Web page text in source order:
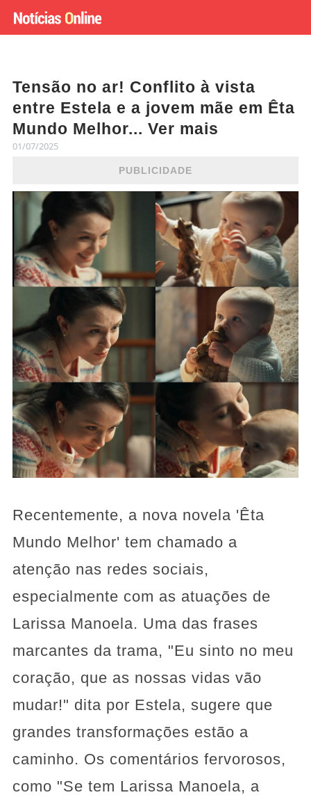
Tensão no ar! Conflito à vista
entre Estela e a jovem mãe em Êta
Mundo Melhor... Ver mais
01/07/2025
PUBLICIDADE
Recentemente, a nova novela 'Êta
Mundo Melhor' tem chamado a
atenção nas redes sociais,
especialmente com as atuações de
Larissa Manoela. Uma das frases
marcantes da trama, "Eu sinto no meu
coração, que as nossas vidas vão
mudar!" dita por Estela, sugere que
grandes transformações estão a
caminho. Os comentários fervorosos,
como "Se tem Larissa Manoela, a